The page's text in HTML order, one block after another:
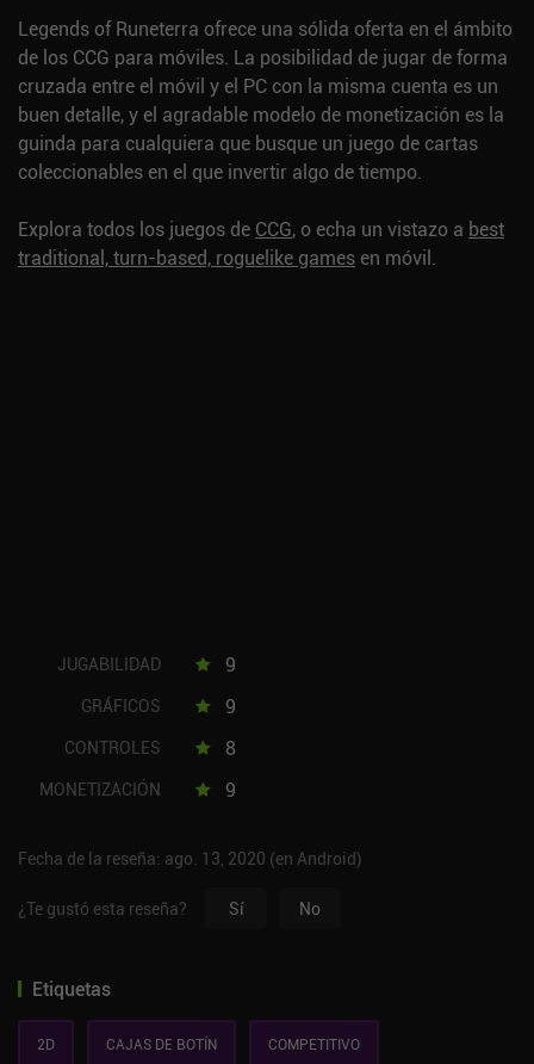
Legends of Runeterra ofrece una sólida oferta en el ámbito
de los CCG para móviles. La posibilidad de jugar de forma
cruzada entre el móvil y el PC con la misma cuenta es un
buen detalle, y el agradable modelo de monetización es la
guinda para cualquiera que busque un juego de cartas
coleccionables en el que invertir algo de tiempo.
Explora todos los juegos de CCG, o echa un vistazo a best
traditional, turn-based, roguelike games en móvil.
JUGABILIDAD 9
GRÁFICOS 9
CONTROLES 8
MONETIZACIÓN 9
Fecha de la reseña: ago. 13, 2020 (en Android)
¿Te gustó esta reseña? Sí No
Etiquetas
2D CAJAS DE BOTÍN COMPETITIVO